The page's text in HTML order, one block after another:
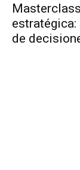
de